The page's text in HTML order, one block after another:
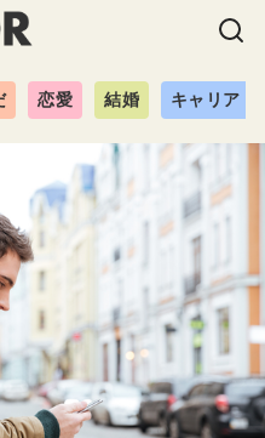
恋愛 結婚 キャリア